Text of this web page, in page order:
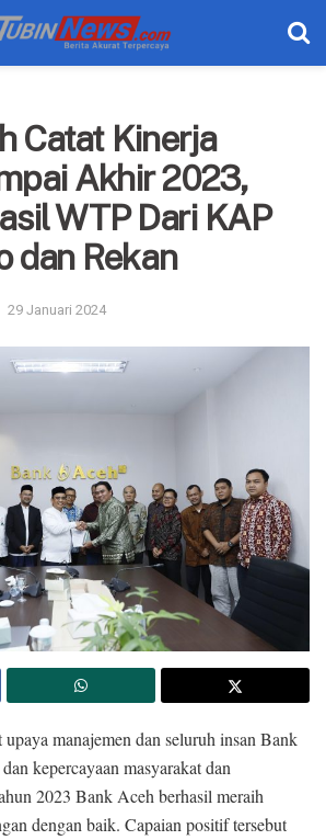
Catat Kinerja
Akhir 2023,
WTP Dari KAP
dan Rekan
29 Januari 2024
manajemen dan seluruh insan Bank
kepercayaan masyarakat dan
2023 Bank Aceh berhasil meraih
dengan baik. Capaian positif tersebut